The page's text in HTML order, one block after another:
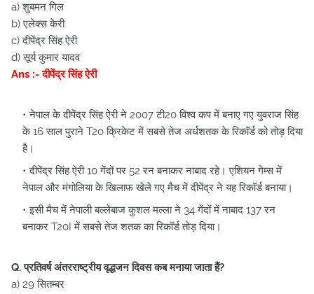
a) शुबमन गिल
b) एलेक्स केरी
c) दीपेंद्र सिंह ऐरी
d) सूर्य कुमार यादव
Ans :- दीपेंद्र सिंह ऐरी
नेपाल के दीपेंद्र सिंह ऐरी ने 2007 टी20 विश्व कप में बनाए गए युवराज सिंह
के 16 साल पुराने T20 क्रिकेट में सबसे तेज अर्धशतक के रिकॉर्ड को तोड़ दिया
है।
दीपेंद्र सिंह ऐरी 10 गेंदों पर 52 रन बनाकर नाबाद रहे। एशियन गेम्स में
नेपाल और मंगोलिया के खिलाफ खेले गए मैच में दीपेंद्र ने यह रिकॉर्ड बनाया।
इसी मैच में नेपाली बल्लेबाज कुशल मल्ला ने 34 गेंदों में नाबाद 137 रन
बनाकर T20I में सबसे तेज शतक का रिकॉर्ड तोड़ दिया।
Q. प्रतिवर्ष अंतरराष्ट्रीय वृद्धजन दिवस कब मनाया जाता हैं?
a) 29 सितम्बर